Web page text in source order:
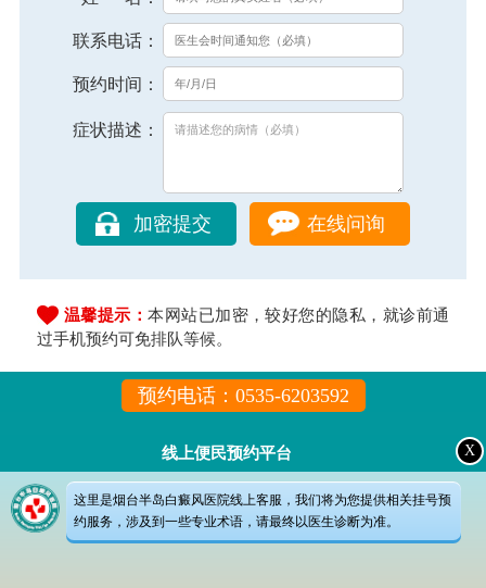
联系电话：
预约时间：
症状描述：
在线问询
温馨提示：本网站已加密，较好您的隐私，就诊前通
过手机预约可免排队等候。
预约电话：0535-6203592
线上便民预约平台 X
这里是烟台半岛白癜风医院线上客服，我们将为您提供相关挂号预
约服务，涉及到一些专业术语，请最终以医生诊断为准。